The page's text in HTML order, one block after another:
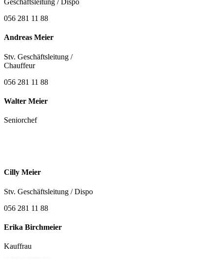
Geschäftsleitung / Dispo
056 281 11 88
Andreas Meier
Stv. Geschäftsleitung /
Chauffeur
056 281 11 88
Walter Meier
Seniorchef
Cilly Meier
Stv. Geschäftsleitung / Dispo
056 281 11 88
Erika Birchmeier
Kauffrau